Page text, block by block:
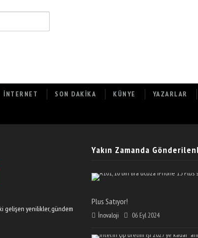
İNTERNET SON DAKIKA KÜNYE YAZARLAR
gelişen yenilikler, gündem
Yakın Zamanda
Plus Satıyor!
İnovaloji 06 Eyl 2024
Sahibinin Ölümüne Yol
İPhone 11, İPhone 11